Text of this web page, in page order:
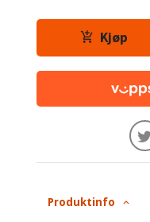
Kjøp
Produktinfo